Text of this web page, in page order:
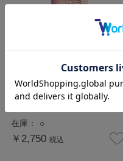
MOR（モア）リトルラグ
ジュアリーズ ハンドクリ
ーム マシュマロ
在庫： ○
￥2,750 税込